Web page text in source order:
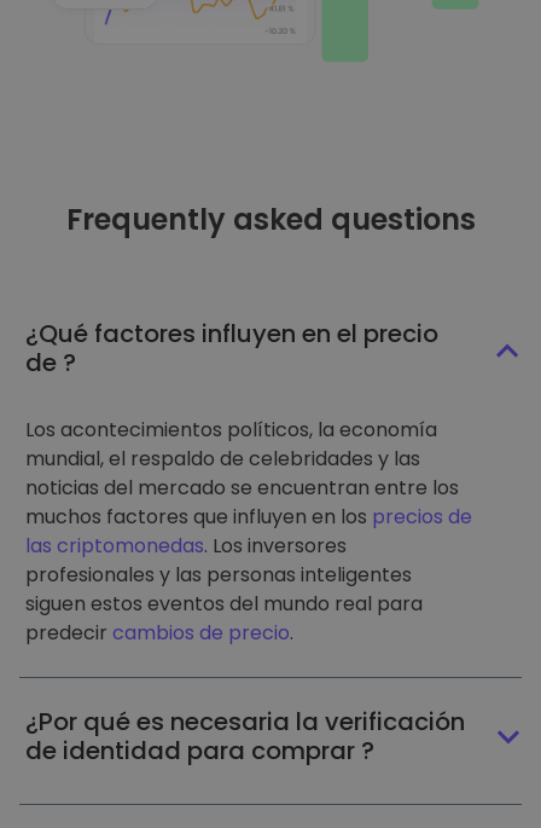
Frequently asked questions
¿Qué factores influyen en el precio
de ?
Los acontecimientos políticos, la economía
mundial, el respaldo de celebridades y las
noticias del mercado se encuentran entre los
muchos factores que influyen en los precios de
las criptomonedas. Los inversores
profesionales y las personas inteligentes
siguen estos eventos del mundo real para
predecir cambios de precio.
¿Por qué es necesaria la verificación
de identidad para comprar ?